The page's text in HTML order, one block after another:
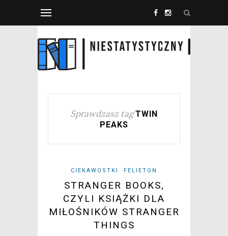
Sprawdzasz tag TWIN
PEAKS
CIEKAWOSTKI FELIETON
STRANGER BOOKS,
CZYLI KSIĄŻKI DLA
MIŁOŚNIKÓW STRANGER
THINGS